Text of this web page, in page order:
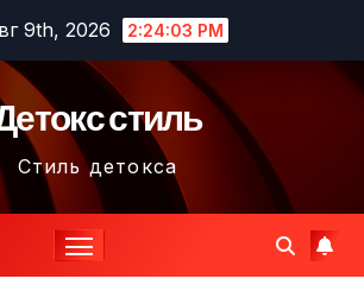
9th, 2026 2:24:04 PM
стиль
Стиль детокса